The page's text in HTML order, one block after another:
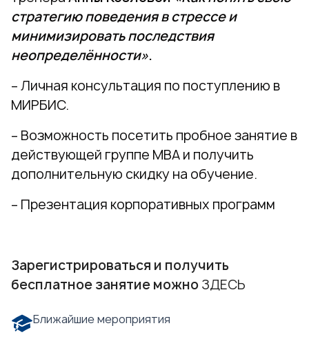
стратегию поведения в стрессе и
минимизировать последствия
неопределённости».
–Личная консультация по поступлению в
МИРБИС.
– Возможность посетить пробное занятие в
действующей группе МВА и получить
дополнительную скидку на обучение.
– Презентация корпоративных программ
Зарегистрироваться и получить
бесплатное занятие можноЗДЕСЬ
Ближайшие мероприятия